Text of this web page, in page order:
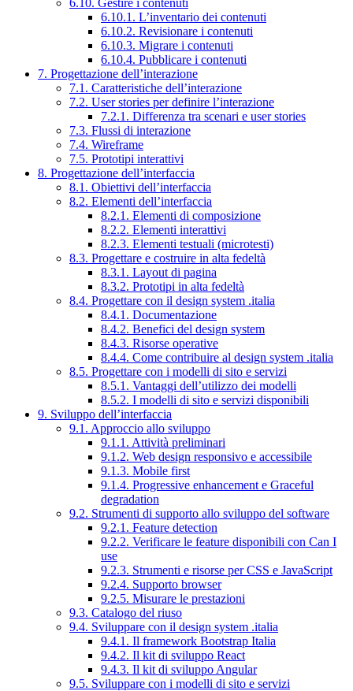
6.10.1. L’inventario dei contenuti
6.10.2. Revisionare i contenuti
6.10.3. Migrare i contenuti
6.10.4. Pubblicare i contenuti
7. Progettazione dell’interazione
7.1. Caratteristiche dell’interazione
7.2. User stories per definire l’interazione
7.2.1. Differenza tra scenari e user stories
7.3. Flussi di interazione
7.4. Wireframe
7.5. Prototipi interattivi
8. Progettazione dell’interfaccia
8.1. Obiettivi dell’interfaccia
8.2. Elementi dell’interfaccia
8.2.1. Elementi di composizione
8.2.2. Elementi interattivi
8.2.3. Elementi testuali (microtesti)
8.3. Progettare e costruire in alta fedeltà
8.3.1. Layout di pagina
8.3.2. Prototipi in alta fedeltà
8.4. Progettare con il design system .italia
8.4.1. Documentazione
8.4.2. Benefici del design system
8.4.3. Risorse operative
8.4.4. Come contribuire al design system .italia
8.5. Progettare con i modelli di sito e servizi
8.5.1. Vantaggi dell’utilizzo dei modelli
8.5.2. I modelli di sito e servizi disponibili
9. Sviluppo dell’interfaccia
9.1. Approccio allo sviluppo
9.1.1. Attività preliminari
9.1.2. Web design responsivo e accessibile
9.1.3. Mobile first
9.1.4. Progressive enhancement e Graceful
degradation
9.2. Strumenti di supporto allo sviluppo del software
9.2.1. Feature detection
9.2.2. Verificare le feature disponibili con Can I
use
9.2.3. Strumenti e risorse per CSS e JavaScript
9.2.4. Supporto browser
9.2.5. Misurare le prestazioni
9.3. Catalogo del riuso
9.4. Sviluppare con il design system .italia
9.4.1. Il framework Bootstrap Italia
9.4.2. Il kit di sviluppo React
9.4.3. Il kit di sviluppo Angular
9.5. Sviluppare con i modelli di sito e servizi